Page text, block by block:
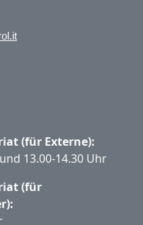
(für Externe):
13.00-14.30 Uhr
(für